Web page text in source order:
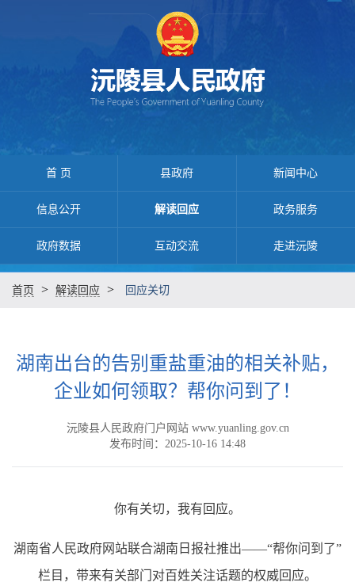
首 页 县政府 新闻中心
信息公开 解读回应 政务服务
政府数据 互动交流 走进沅陵
首页 > 解读回应 > 回应关切
湖南出台的告别重盐重油的相关补贴，
企业如何领取？帮你问到了！
沅陵县人民政府门户网站 www.yuanling.gov.cn
发布时间：2025-10-16 14:48
你有关切，我有回应。
湖南省人民政府网站联合湖南日报社推出——“帮你问到了”
栏目，带来有关部门对百姓关注话题的权威回应。